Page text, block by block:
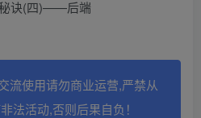
秘诀(四)——后端
流使用请勿商业运营,严禁从
法活动,否则后果自负！